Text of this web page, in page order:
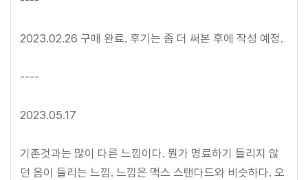
2023.02.26 구매 완료. 후기는 좀 더 써본 후에 작성 예정.
----
2023.05.17
기존것과는 많이 다른 느낌이다. 뭔가 명료하기 들리지 않
던 음이 들리는 느낌. 느낌은 맥스 스탠다드와 비슷하다. 오